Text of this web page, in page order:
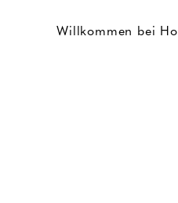
Willkommen bei